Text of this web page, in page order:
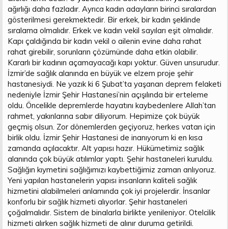
ağırlığı daha fazladır. Ayrıca kadın adayların birinci sıralardan
gösterilmesi gerekmektedir. Bir erkek, bir kadın şeklinde
sıralama olmalıdır. Erkek ve kadın vekil sayıları eşit olmalıdır.
Kapı çaldığında bir kadın vekil o ailenin evine daha rahat
rahat girebilir, sorunların çözümünde daha etkin olabilir.
Kararlı bir kadının açamayacağı kapı yoktur. Güven unsurudur.
İzmir’de sağlık alanında en büyük ve elzem proje şehir
hastanesiydi. Ne yazık ki 6 Şubat’ta yaşanan deprem felaketi
nedeniyle İzmir Şehir Hastanesi’nin açışılında bir erteleme
oldu. Öncelikle depremlerde hayatını kaybedenlere Allah’tan
rahmet, yakınlarına sabır diliyorum. Hepimize çok büyük
geçmiş olsun. Zor dönemlerden geçiyoruz, herkes vatan için
birlik oldu. İzmir Şehir Hastanesi de inanıyorum ki en kısa
zamanda açılacaktır. Alt yapısı hazır. Hükümetimiz sağlık
alanında çok büyük atılımlar yaptı. Şehir hastaneleri kuruldu.
Sağlığın kıymetini sağlığımızı kaybettiğimiz zaman anlıyoruz.
Yeni yapılan hastanelerin yapısı insanların kaliteli sağlık
hizmetini alabilmeleri anlamında çok iyi projelerdir. İnsanlar
konforlu bir sağlık hizmeti alıyorlar. Şehir hastaneleri
çoğalmalıdır. Sistem de binalarla birlikte yenileniyor. Otelcilik
hizmeti alırken sağlık hizmeti de alınır duruma getirildi.